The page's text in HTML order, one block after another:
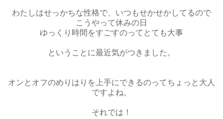
わたしはせっかちな性格で、いつもせかせかしてるので
こうやって休みの日
ゆっくり時間をすごすのってとても大事
ということに最近気がつきました。
オンとオフのめりはりを上手にできるのってちょっと大人
ですよね。
それでは！